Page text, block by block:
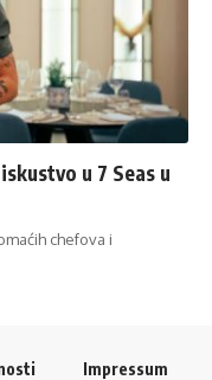
u 7 Seas u
chefova i
Impressum